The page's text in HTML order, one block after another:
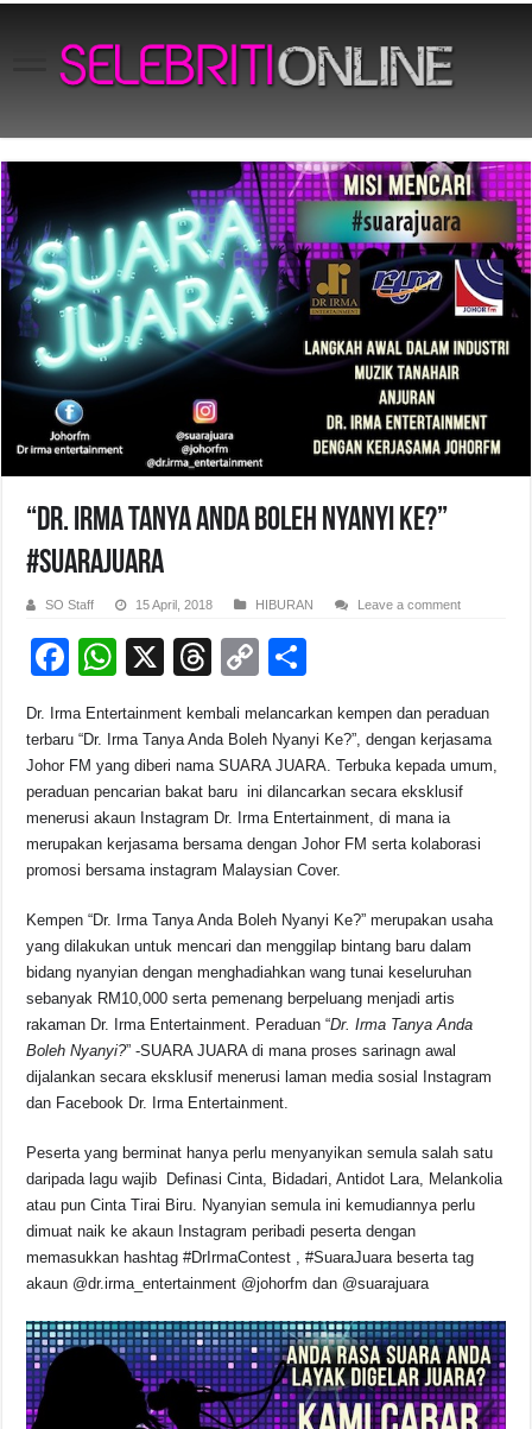
“Dr. Irma Tanya Anda Boleh Nyanyi Ke?”
#SUARAJUARA
SO Staff 15 April, 2018 HIBURAN Leave a comment
F
c
e
b
o
o
k
W
at
s
A
p
p
X
T
e
a
d
s
C
p
y
Li
n
k
ar
e
Dr. Irma Entertainment kembali melancarkan kempen dan peraduan
terbaru “Dr. Irma Tanya Anda Boleh Nyanyi Ke?”, dengan kerjasama
Johor FM yang diberi nama SUARA JUARA. Terbuka kepada umum,
peraduan pencarian bakat baru ini dilancarkan secara eksklusif
menerusi akaun Instagram Dr. Irma Entertainment, di mana ia
merupakan kerjasama bersama dengan Johor FM serta kolaborasi
promosi bersama instagram Malaysian Cover.
Kempen “Dr. Irma Tanya Anda Boleh Nyanyi Ke?” merupakan usaha
yang dilakukan untuk mencari dan menggilap bintang baru dalam
bidang nyanyian dengan menghadiahkan wang tunai keseluruhan
sebanyak RM10,000 serta pemenang berpeluang menjadi artis
rakaman Dr. Irma Entertainment. Peraduan “Dr. Irma Tanya Anda
Boleh Nyanyi?” -SUARA JUARA di mana proses sarinagn awal
dijalankan secara eksklusif menerusi laman media sosial Instagram
dan Facebook Dr. Irma Entertainment.
Peserta yang berminat hanya perlu menyanyikan semula salah satu
daripada lagu wajib Definasi Cinta, Bidadari, Antidot Lara, Melankolia
atau pun Cinta Tirai Biru. Nyanyian semula ini kemudiannya perlu
dimuat naik ke akaun Instagram peribadi peserta dengan
memasukkan hashtag #DrIrmaContest , #SuaraJuara beserta tag
akaun @dr.irma_entertainment @johorfm dan @suarajuara